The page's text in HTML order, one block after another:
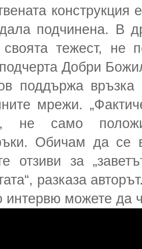
конструкция
подчинена. В
тежест, не
Добри
поддържа връзка
мрежи.
не само
Обичам да се
отзиви за
разказа
интервю можете да